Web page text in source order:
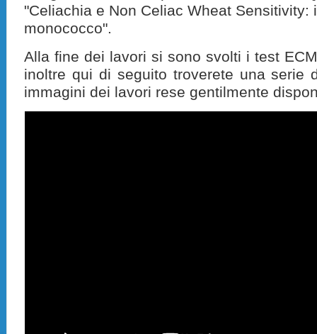
"Celiachia e Non Celiac Wheat Sensitivity:
monococco".
Alla fine dei lavori si sono svolti i test
inoltre qui di seguito troverete una serie
immagini dei lavori rese gentilmente